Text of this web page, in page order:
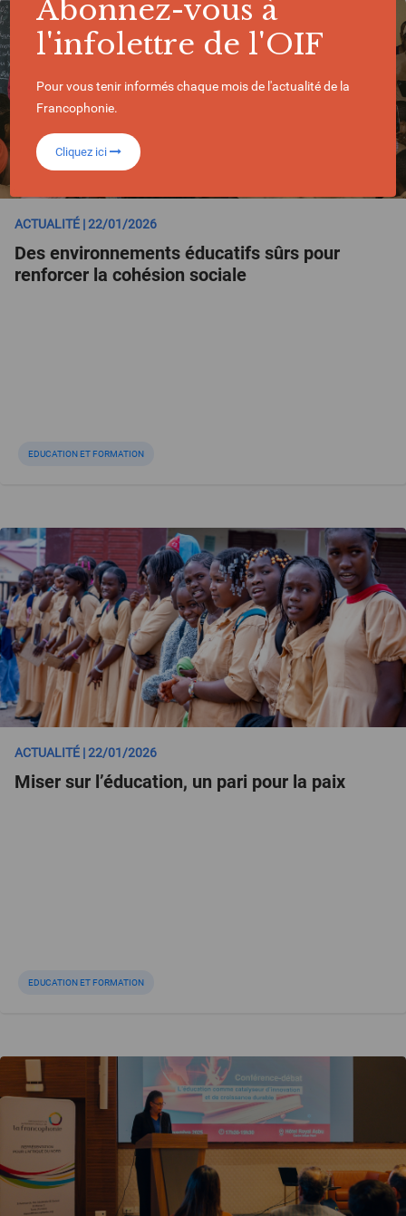
ACTUALITÉ | 22/01/2026
Des environnements éducatifs sûrs pour
renforcer la cohésion sociale
EDUCATION ET FORMATION
ACTUALITÉ | 22/01/2026
Miser sur l’éducation, un pari pour la paix
EDUCATION ET FORMATION
Abonnez-vous à
l'infolettre de l'OIF
Pour vous tenir informés chaque mois de l'actualité de la
Francophonie.
Cliquez ici